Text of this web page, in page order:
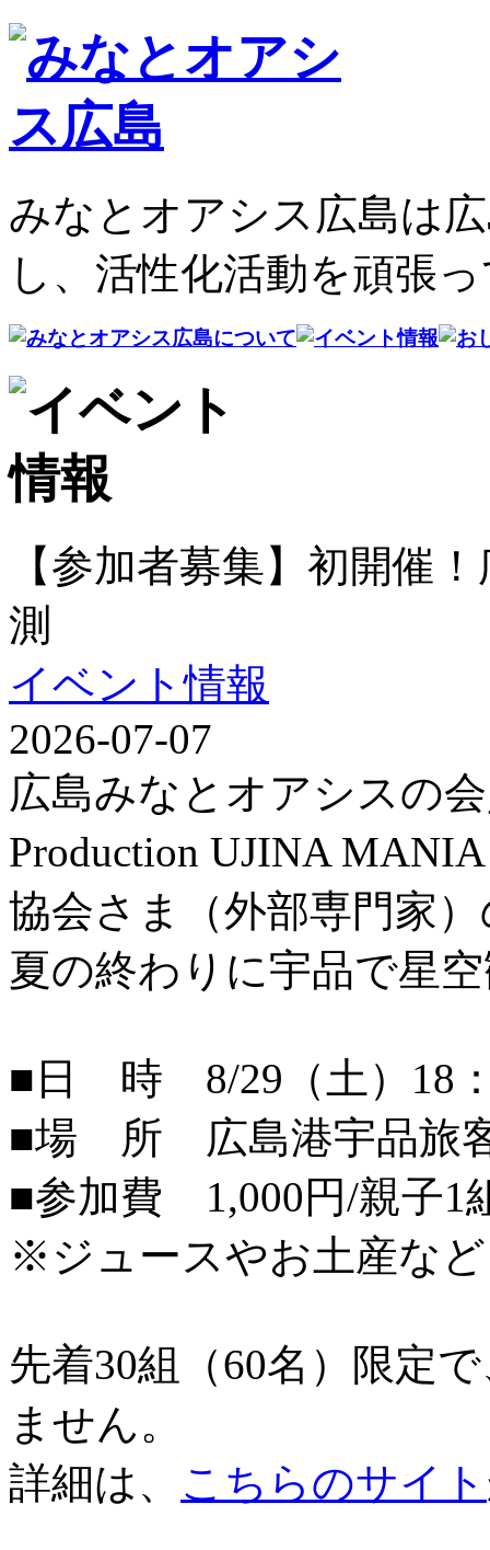
みなとオアシス広島は
し、活性化活動を頑張
【参加者募集】初開催
測
イベント情報
2026-07-07
広島みなとオアシスの
Production UJINA
協会さま（外部専門家
夏の終わりに宇品で星
■日 時 8/29（土）18
■場 所 広島港宇品旅
■参加費 1,000円/親子1
※ジュースやお土産な
先着30組（60名）限定
ません。
詳細は、 こちらのサイト